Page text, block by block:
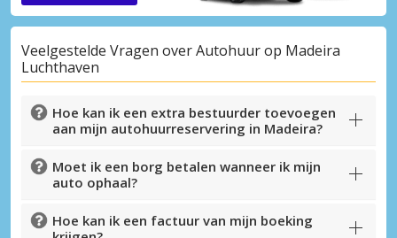
Veelgestelde Vragen over Autohuur op Madeira
Luchthaven
Hoe kan ik een extra bestuurder toevoegen
aan mijn autohuurreservering in Madeira?
Moet ik een borg betalen wanneer ik mijn
auto ophaal?
Hoe kan ik een factuur van mijn boeking
Topbesparingen
partneraanbiedingen